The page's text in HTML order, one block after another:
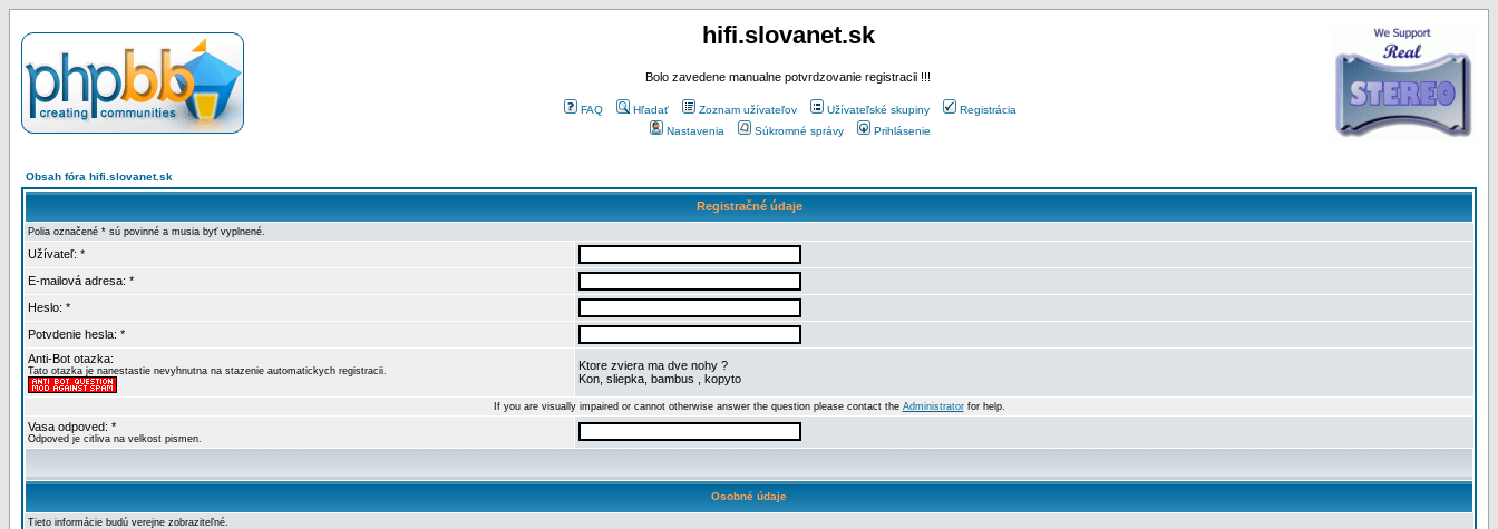
hifi.slovanet.sk
Bolo zavedene manualne potvrdzovanie registracii !!!
FAQ Hľadať Zoznam užívateľov Užívateľské skupiny
Registrácia
Nastavenia
Súkromné správy Prihlásenie
Obsah fóra hifi.slovanet.sk
Registračné údaje
Polia označené * sú povinné a musia byť vyplnené.
Užívateľ: *
E-mailová adresa: *
Heslo: *
Potvdenie hesla: *
Anti-Bot otazka:
Tato otazka je nanestastie nevyhnutna na stazenie automatickych registracii.
Ktore zviera ma dve nohy ?
Kon, sliepka, bambus , kopyto
If you are visually impaired or cannot otherwise answer the question please contact the Administratorfor help.
Vasa odpoved: *
Odpoved je citliva na velkost pismen.
Osobné údaje
Tieto informácie budú verejne zobraziteľné.